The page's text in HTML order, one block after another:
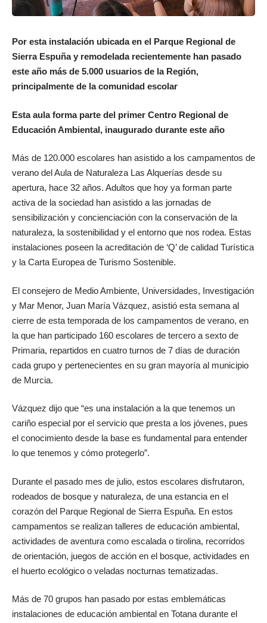
Por esta instalación ubicada en el Parque Regional de
Sierra Espuña y remodelada recientemente han pasado
este año más de 5.000 usuarios de la Región,
principalmente de la comunidad escolar
Esta aula forma parte del primer Centro Regional de
Educación Ambiental, inaugurado durante este año
Más de 120.000 escolares han asistido a los campamentos de
verano del Aula de Naturaleza Las Alquerías desde su
apertura, hace 32 años. Adultos que hoy ya forman parte
activa de la sociedad han asistido a las jornadas de
sensibilización y concienciación con la conservación de la
naturaleza, la sostenibilidad y el entorno que nos rodea. Estas
instalaciones poseen la acreditación de ‘Q’ de calidad Turística
y la Carta Europea de Turismo Sostenible.
El consejero de Medio Ambiente, Universidades, Investigación
y Mar Menor, Juan María Vázquez, asistió esta semana al
cierre de esta temporada de los campamentos de verano, en
la que han participado 160 escolares de tercero a sexto de
Primaria, repartidos en cuatro turnos de 7 días de duración
cada grupo y pertenecientes en su gran mayoría al municipio
de Murcia.
Vázquez dijo que “es una instalación a la que tenemos un
cariño especial por el servicio que presta a los jóvenes, pues
el conocimiento desde la base es fundamental para entender
lo que tenemos y cómo protegerlo”.
Durante el pasado mes de julio, estos escolares disfrutaron,
rodeados de bosque y naturaleza, de una estancia en el
corazón del Parque Regional de Sierra Espuña. En estos
campamentos se realizan talleres de educación ambiental,
actividades de aventura como escalada o tirolina, recorridos
de orientación, juegos de acción en el bosque, actividades en
el huerto ecológico o veladas nocturnas tematizadas.
Más de 70 grupos han pasado por estas emblemáticas
instalaciones de educación ambiental en Totana durante el